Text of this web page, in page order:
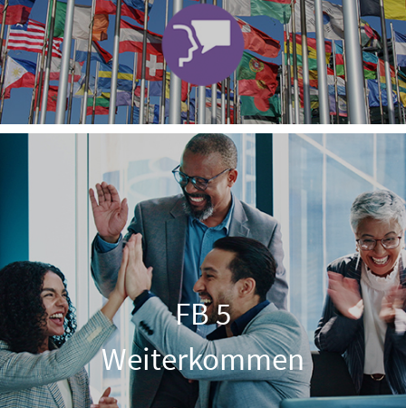
FB 5
Weiterkommen